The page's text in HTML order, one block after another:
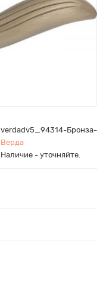
verdadv5_94314-Бронза-
Верда
Наличие - уточняйте.